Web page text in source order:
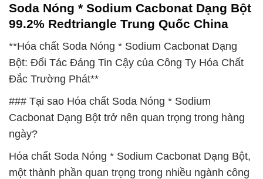
Soda Nóng * Sodium Cacbonat Dạng Bột
99.2% Redtriangle Trung Quốc China
**Hóa chất Soda Nóng * Sodium Cacbonat Dạng
Bột: Đối Tác Đáng Tin Cậy của Công Ty Hóa Chất
Đắc Trường Phát**
### Tại sao Hóa chất Soda Nóng * Sodium
Cacbonat Dạng Bột trở nên quan trọng trong hàng
ngày?
Hóa chất Soda Nóng * Sodium Cacbonat Dạng Bột,
một thành phần quan trọng trong nhiều ngành công